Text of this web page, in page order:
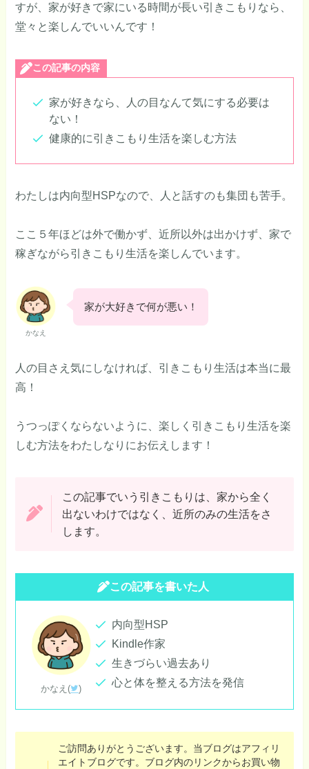
すが、家が好きで家にいる時間が長い引きこもりなら、
堂々と楽しんでいいんです！
この記事の内容
家が好きなら、人の目なんて気にする必要は
ない！
健康的に引きこもり生活を楽しむ方法
わたしは内向型HSPなので、人と話すのも集団も苦手。
ここ５年ほどは外で働かず、近所以外は出かけず、家で
稼ぎながら引きこもり生活を楽しんでいます。
かなえ
家が大好きで何が悪い！
人の目さえ気にしなければ、引きこもり生活は本当に最
高！
うつっぽくならないように、楽しく引きこもり生活を楽
しむ方法をわたしなりにお伝えします！
この記事でいう引きこもりは、家から全く
出ないわけではなく、近所のみの生活をさ
します。
この記事を書いた人
かなえ( )
内向型HSP
Kindle作家
生きづらい過去あり
心と体を整える方法を発信
ご訪問ありがとうございます。当ブログはアフィリ
エイトブログです。ブログ内のリンクからお買い物